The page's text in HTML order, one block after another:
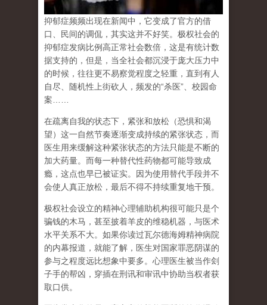
抑郁症频频出现在新闻中，它变成了官方的借
口、民间的调侃，其实这并不好笑。极权社会的
抑郁症发病比例高正常社会数倍，这是有统计数
据支持的，但是，当全社会都沉浸于庞大压力中
的时候，往往更不易察觉程度之轻重，直到有人
自尽、随机性上街砍人，频发的“杀医” 、校园命
案
在疏离自我的状态下，紧张和放松（恐惧和渴
望）这一自然节奏逐渐变成持续的紧张状态，而
医生用来缓解这种紧张状态的方法只能是不断的
加大药量。而每一种替代性药物都可能导致成
瘾，这点也早已被证实。因为使用替代手段并不
会使人真正放松，最后不得不持续重复地干预。
极权社会设立的精神心理辅助机构很可能只是个
骗钱的木马，甚至披着羊皮的维稳机器，与医术
水平关系不大。如果你读过瓦尔德海姆精神病院
的内幕报道，就能了解，医生对国家罪恶阴谋的
参与之程度远比想象中要多。心理医生被当作刽
子手的帮凶，穿插在刑讯和审讯中协助当权者获
取口供。